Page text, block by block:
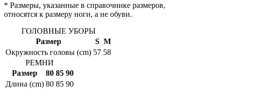
* Размеры, указанные в справочнике размеров,
относятся к размеру ноги, а не обуви.
ГОЛОВНЫЕ УБОРЫ
Размер
S M
Окружность головы (cm) 57 58
РЕМНИ
Размер
80 85 90
Длина (cm) 80 85 90